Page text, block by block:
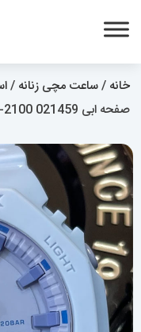
خانه /ساعت مچی زنانه /
صفحه ابی Casio g-shock gm-2100 021459